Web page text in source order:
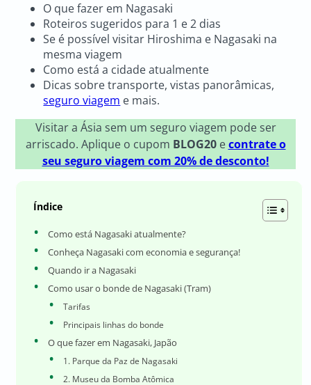
O que fazer em Nagasaki
Roteiros sugeridos para 1 e 2 dias
Se é possível visitar Hiroshima e Nagasaki na
mesma viagem
Como está a cidade atualmente
Dicas sobre transporte, vistas panorâmicas,
seguro viagem e mais.
Visitar a Ásia sem um seguro viagem pode ser
arriscado. Aplique o cupom BLOG20econtrate o
seu seguro viagem com 20% de desconto!
Índice
Como está Nagasaki atualmente?
Conheça Nagasaki com economia e segurança!
Quando ir a Nagasaki
Como usar o bonde de Nagasaki (Tram)
Tarifas
Principais linhas do bonde
O que fazer em Nagasaki, Japão
1. Parque da Paz de Nagasaki
2. Museu da Bomba Atômica